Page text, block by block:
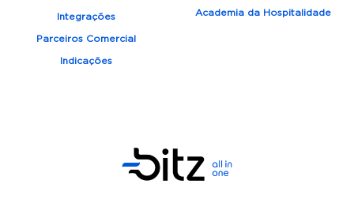
Integrações
Parceiros Comercial
Indicações
Academia da Hospitalidade